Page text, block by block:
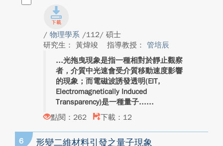
/ 物理學系 /112/ 碩士
研究生： 黃煒竣
指導教授： 管培辰
光拖曳現象是指一種相對於靜止觀察
者，介質中光速會受介質移動速度影響
的現象；而電磁波誘發透明(EIT,
Electromagnetically Induced
Transparency)是一種量子...
點閱：262
下載：12
6 形變二維材料引發之量子現象